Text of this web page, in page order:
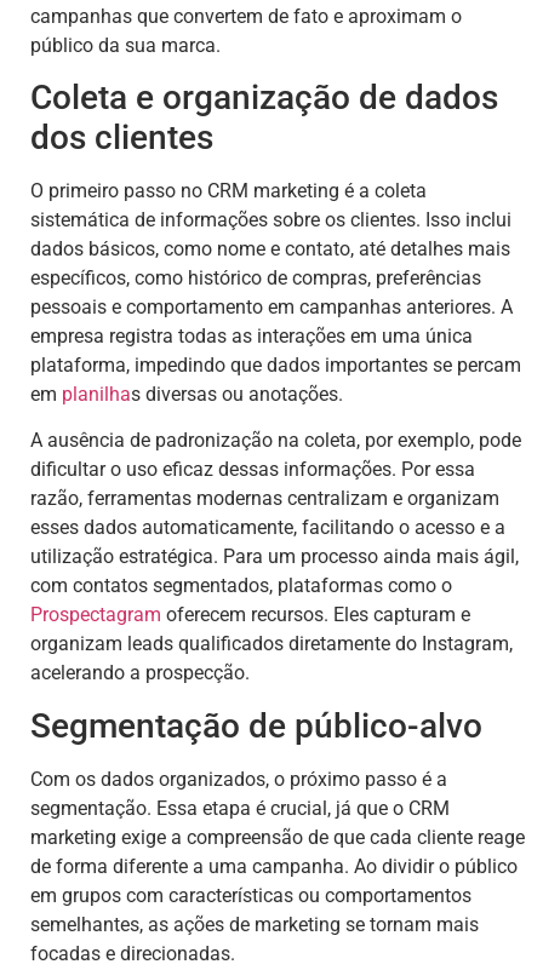
campanhas que convertem de fato e aproximam o
público da sua marca.
Coleta e organização de dados
dos clientes
O primeiro passo no CRM marketing é a coleta
sistemática de informações sobre os clientes. Isso inclui
dados básicos, como nome e contato, até detalhes mais
específicos, como histórico de compras, preferências
pessoais e comportamento em campanhas anteriores. A
empresa registra todas as interações em uma única
plataforma, impedindo que dados importantes se percam
em planilhas diversas ou anotações.
A ausência de padronização na coleta, por exemplo, pode
dificultar o uso eficaz dessas informações. Por essa
razão, ferramentas modernas centralizam e organizam
esses dados automaticamente, facilitando o acesso e a
utilização estratégica. Para um processo ainda mais ágil,
com contatos segmentados, plataformas como o
Prospectagram oferecem recursos. Eles capturam e
organizam leads qualificados diretamente do Instagram,
acelerando a prospecção.
Segmentação de público-alvo
Com os dados organizados, o próximo passo é a
segmentação. Essa etapa é crucial, já que o CRM
marketing exige a compreensão de que cada cliente reage
de forma diferente a uma campanha. Ao dividir o público
em grupos com características ou comportamentos
semelhantes, as ações de marketing se tornam mais
focadas e direcionadas.